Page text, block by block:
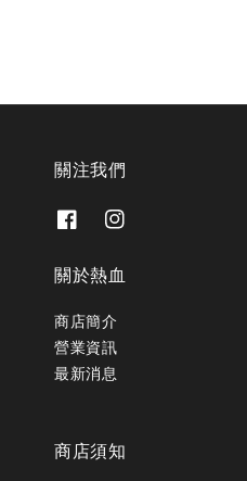
關注我們
關於熱血
商店簡介
營業資訊
最新消息
商店須知